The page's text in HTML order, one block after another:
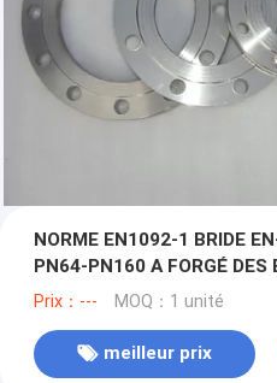
NORME EN1092-1 BRIDE EN-PN6-PN10 - PN25-PN40-
PN64-PN160 A FORGÉ DES
Prix：--- MOQ：1 unité
meilleur prix